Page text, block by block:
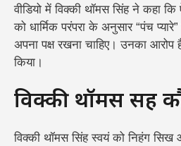
वीडियो में विक्की थॉमस सिंह ने कहा
को धार्मिक परंपरा के अनुसार “पंच
अपना पक्ष रखना चाहिए। उनका आरोप
किया।
विक्की थॉमस सिंह
विक्की थॉमस सिंह स्वयं को निहंग सिख